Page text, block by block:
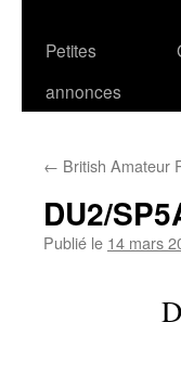
Petites
annonces
← British Amateur
DU2/
Publié le 14 mars